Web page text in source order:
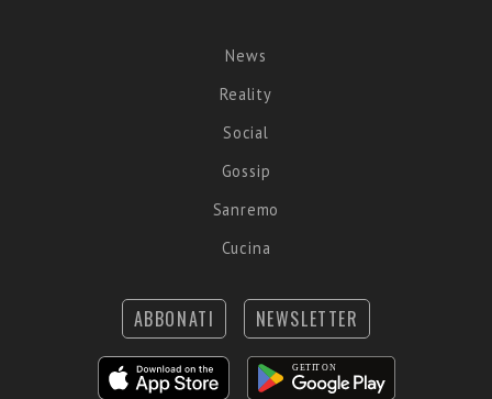
News
Reality
Social
Gossip
Sanremo
Cucina
ABBONATI NEWSLETTER